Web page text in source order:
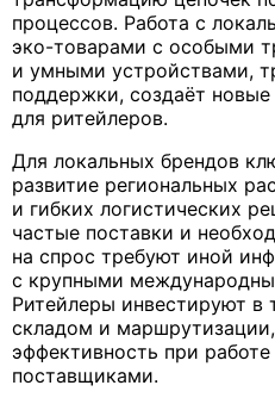
процессов. Работа с
эко-товарами с особыми
и умными устройствами,
поддержки, создаёт
для ритейлеров.
Для локальных брендов
развитие региональных
и гибких логистических
частые поставки и
на спрос требуют иной
с крупными
Ритейлеры инвестируют в
складом и
эффективность при
поставщиками.